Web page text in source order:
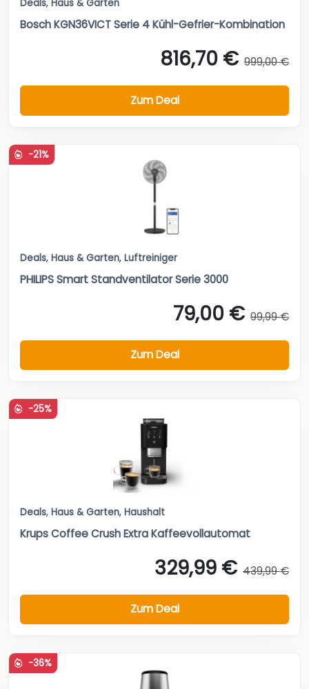
Deals, Haus & Garten
Bosch KGN36VICT Serie 4 Kühl-Gefrier-Kombination
816,70 € 999,00 €
Zum Deal
-21%
Deals, Haus & Garten, Luftreiniger
PHILIPS Smart Standventilator Serie 3000
79,00 € 99,99 €
Zum Deal
-25%
Deals, Haus & Garten, Haushalt
Krups Coffee Crush Extra Kaffeevollautomat
329,99 € 439,99 €
Zum Deal
-36%